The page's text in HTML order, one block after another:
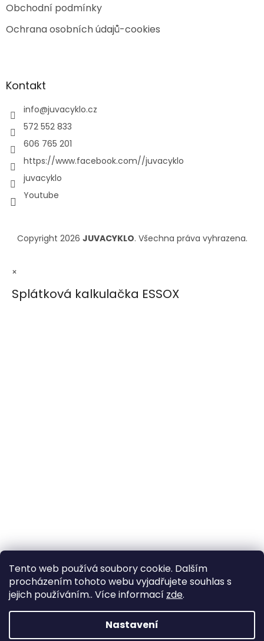
Tento web používá soubory cookie. Dalším
procházením tohoto webu vyjadřujete souhlas s
jejich používáním.. Více informací zde.
Nastavení
Obchodní podmínky
Ochrana osobních údajů-cookies
Kontakt
info@juvacyklo.cz
572 552 833
606 765 201
https://www.facebook.com//juvacyklo
juvacyklo
Youtube
Copyright 2026 JUVACYKLO. Všechna práva vyhrazena.
×
Splátková kalkulačka ESSOX